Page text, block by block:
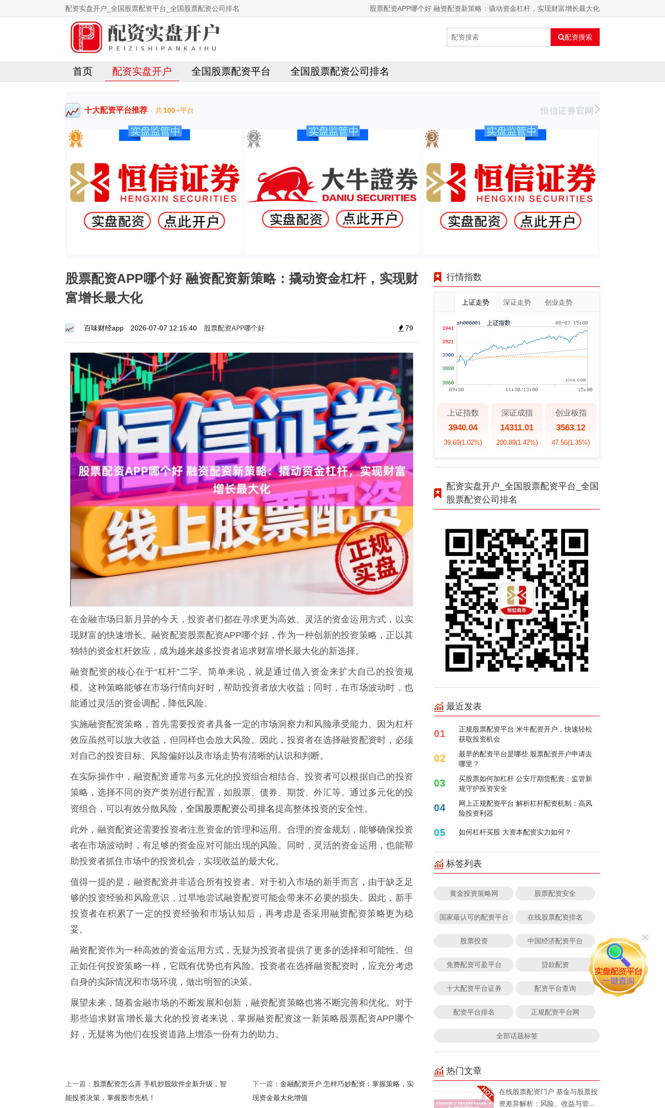
配资实盘开户_全国股票配资平台_全国股票配资公司排名 股票配资APP哪个好 融资配资新策略：撬动资金杠杆，实现财富增长最大化
配资搜索
首页 配资实盘开户 全国股票配资平台 全国股票配资公司排名
十大配资平台推荐 共100+平台 恒信证券官网
股票配资APP哪个好 融资配资新策略：撬动资金杠杆，实现财
富增长最大化
百味财经app 2026-07-07 12:15:40 股票配资APP哪个好 79
在金融市场日新月异的今天，投资者们都在寻求更为高效、灵活的资金运用方式，以实
现财富的快速增长。融资配资股票配资APP哪个好，作为一种创新的投资策略，正以其
独特的资金杠杆效应，成为越来越多投资者追求财富增长最大化的新选择。
融资配资的核心在于“杠杆”二字。简单来说，就是通过借入资金来扩大自己的投资规
模。这种策略能够在市场行情向好时，帮助投资者放大收益；同时，在市场波动时，也
能通过灵活的资金调配，降低风险。
实施融资配资策略，首先需要投资者具备一定的市场洞察力和风险承受能力。因为杠杆
效应虽然可以放大收益，但同样也会放大风险。因此，投资者在选择融资配资时，必须
对自己的投资目标、风险偏好以及市场走势有清晰的认识和判断。
在实际操作中，融资配资通常与多元化的投资组合相结合。投资者可以根据自己的投资
策略，选择不同的资产类别进行配置，如股票、债券、期货、外汇等。通过多元化的投
资组合，可以有效分散风险， 全国股票配资公司排名提高整体投资的安全性。
此外，融资配资还需要投资者注意资金的管理和运用。合理的资金规划，能够确保投资
者在市场波动时，有足够的资金应对可能出现的风险。同时，灵活的资金运用，也能帮
助投资者抓住市场中的投资机会，实现收益的最大化。
值得一提的是，融资配资并非适合所有投资者。对于初入市场的新手而言，由于缺乏足
够的投资经验和风险意识，过早地尝试融资配资可能会带来不必要的损失。因此，新手
投资者在积累了一定的投资经验和市场认知后，再考虑是否采用融资配资策略更为稳
妥。
融资配资作为一种高效的资金运用方式，无疑为投资者提供了更多的选择和可能性。但
正如任何投资策略一样，它既有优势也有风险。投资者在选择融资配资时，应充分考虑
自身的实际情况和市场环境，做出明智的决策。
展望未来，随着金融市场的不断发展和创新，融资配资策略也将不断完善和优化。对于
那些追求财富增长最大化的投资者来说，掌握融资配资这一新策略股票配资APP哪个
好，无疑将为他们在投资道路上增添一份有力的助力。
上一篇： 股票配资怎么弄 手机炒股软件全新升级，智
能投资决策，掌握股市先机！
下一篇： 金融配资开户 怎样巧妙配资：掌握策略，实
现资金最大化增值
行情指数
上证走势 深证走势 创业走势
上证指数
3940.04
39.69(1.02%)
深证成指
14311.01
200.89(1.42%)
创业板指
3563.12
47.56(1.35%)
配资实盘开户_全国股票配资平台_全国
股票配资公司排名
最近发表
01
正规股票配资平台 米牛配资开户，快速轻松
获取投资机会
02
最早的配资平台是哪些 股票配资开户申请去
哪里？
03
买股票如何加杠杆 公安厅期货配资：监管新
规守护投资安全
04
网上正规配资平台 解析杠杆配资机制：高风
险投资利器
05 如何杠杆买股 大资本配资实力如何？
标签列表
黄金投资策略网 股票配资安全
国家最认可的配资平台 在线股票配资排名
股票投资 中国经济配资平台
免费配资可盈平台 贷款配资
十大配资平台证券 配资平台查询
配资平台排名 正规配资平台网
全部话题标签
热门文章
在线股票配资门户 基金与股票投
资差异解析：风险、收益与管理